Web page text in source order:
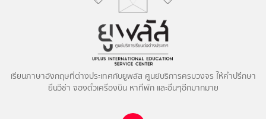
เรียนภาษาอังกฤษที่ต่างประเทศกับยูพลัส ศูนย์บริการครบวงจร ให้คำปรึกษา
ยื่นวีซ่า จองตั๋วเครื่องบิน หาที่พัก และอื่นๆอีกมากมาย